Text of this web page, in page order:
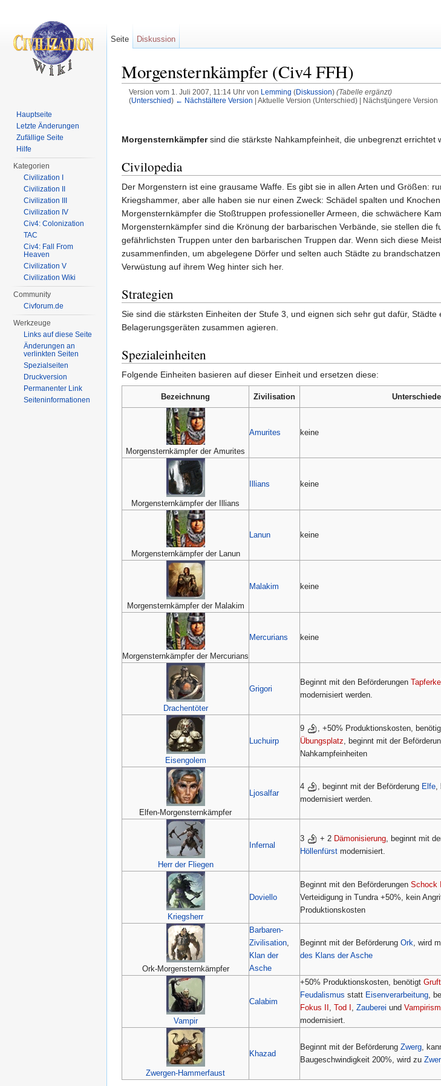
Morgensternkämpfer (Civ4 FFH)
Version vom 1. Juli 2007, 11:14 Uhr von Lemming (Diskussion) (Tabelle ergänzt)
(Unterschied) ← Nächstältere Version | Aktuelle Version (Unterschied) | Nächstjüngere
Morgensternkämpfersind die stärkste Nahkampfeinheit, die unbegrenzt errichtet
Civilopedia
Der Morgenstern ist eine grausame Waffe. Es gibt sie in allen Arten und Größen:
Kriegshammer, aber alle haben sie nur einen Zweck: Schädel spalten und
Morgensternkämpfer die Stoßtruppen professioneller Armeen, die schwächere
Morgensternkämpfer sind die Krönung der barbarischen Verbände, sie stellen die
gefährlichsten Truppen unter den barbarischen Truppen dar. Wenn sich diese
zusammenfinden, um abgelegene Dörfer und selten auch Städte zu
Verwüstung auf ihrem Weg hinter sich her.
Strategien
Sie sind die stärksten Einheiten der Stufe 3, und eignen sich sehr gut dafür,
Belagerungsgeräten zusammen agieren.
Spezialeinheiten
Folgende Einheiten basieren auf dieser Einheit und ersetzen diese:
Bezeichnung Zivilisation
Morgensternkämpfer der Amurites
Amurites keine
Morgensternkämpfer der Illians
Illians keine
Morgensternkämpfer der Lanun
Lanun keine
Morgensternkämpfer der Malakim
Malakim keine
Morgensternkämpfer der Mercurians
Mercurians keine
Drachentöter
Grigori
Beginnt mit den Beförderungen
modernisiert werden.
Eisengolem
Luchuirp
9 , +50% Produktionskosten,
Übungsplatz , beginnt mit der
Nahkampfeinheiten
Elfen-Morgensternkämpfer
Ljosalfar
4 , beginnt mit der Beförderung Elfe
modernisiert werden.
Herr der Fliegen
Infernal
3 + 2 Dämonisierung , beginnt mit
Höllenfürst modernisiert.
Kriegsherr
Doviello
Beginnt mit den Beförderungen Schock I
Verteidigung in Tundra +50%, kein
Produktionskosten
Ork-Morgensternkämpfer
Barbaren-
Zivilisation
Klan der
Asche
Beginnt mit der Beförderung Ork , wird
des Klans der Asche
Vampir
Calabim
+50% Produktionskosten, benötigt
Feudalismus statt Eisenverarbeitung ,
Fokus II Tod I Zauberei und
modernisiert.
Zwergen-Hammerfaust
Khazad
Beginnt mit der Beförderung Zwerg ,
Baugeschwindigkeit 200%, wird zu
Seite Diskussion
Hauptseite
Letzte Änderungen
Zufällige Seite
Hilfe
Kategorien
Civilization I
Civilization II
Civilization III
Civilization IV
Civ4: Colonization
TAC
Civ4: Fall From
Heaven
Civilization V
Civilization Wiki
Community
Civforum.de
Werkzeuge
Links auf diese Seite
Änderungen an
verlinkten Seiten
Spezialseiten
Druckversion
Permanenter Link
Seiten­informationen